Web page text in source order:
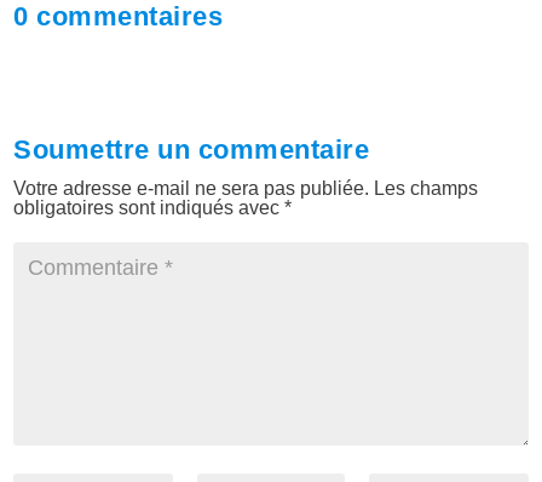
0 commentaires
Soumettre un commentaire
Votre adresse e-mail ne sera pas publiée. Les champs
obligatoires sont indiqués avec*